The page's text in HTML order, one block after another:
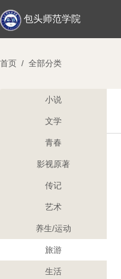
包头师范学院
首页 / 全部分类
小说
文学
青春
影视原著
传记
艺术
养生/运动
旅游
生活